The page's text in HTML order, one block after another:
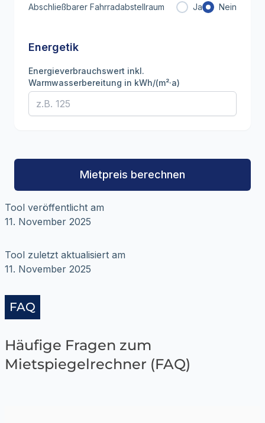
Abschließbarer Fahrradabstellraum Ja Nein
Energetik
Energieverbrauchswert inkl.
Warmwasserbereitung in kWh/(m²·a)
Mietpreis berechnen
Tool veröffentlicht am
11. November 2025
Tool zuletzt aktualisiert am
11. November 2025
FAQ
Häufige Fragen zum
Mietspiegelrechner (FAQ)